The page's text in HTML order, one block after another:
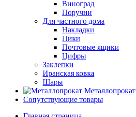
Виноград
Поручни
Для частного дома
Накладки
Пики
Почтовые ящики
Цифры
Заклепки
Иранская ковка
Шары
Металлопрокат
Сопутствующие товары